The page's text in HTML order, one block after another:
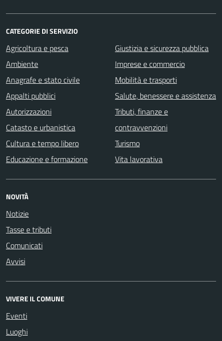
CATEGORIE DI SERVIZIO
Agricoltura e pesca
Ambiente
Anagrafe e stato civile
Appalti pubblici
Autorizzazioni
Catasto e urbanistica
Cultura e tempo libero
Educazione e formazione
Giustizia e sicurezza pubblica
Imprese e commercio
Mobilità e trasporti
Salute, benessere e assistenza
Tributi, finanze e
contravvenzioni
Turismo
Vita lavorativa
NOVITÀ
Notizie
Tasse e tributi
Comunicati
Avvisi
VIVERE IL COMUNE
Eventi
Luoghi